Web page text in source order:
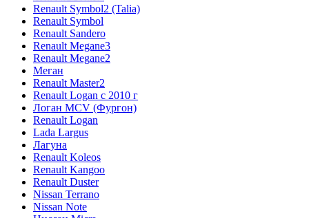
Renault Symbol2 (Talia)
Renault Symbol
Renault Sandero
Renault Megane3
Renault Megane2
Меган
Renault Master2
Renault Logan c 2010 г
Логан МСV (Фургон)
Renault Logan
Lada Largus
Лагуна
Renault Koleos
Renault Kangoo
Renault Duster
Nissan Terrano
Nissan Note